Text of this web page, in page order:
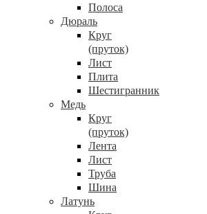
Полоса
Дюраль
Круг
(пруток)
Лист
Плита
Шестигранник
Медь
Круг
(пруток)
Лента
Лист
Труба
Шина
Латунь